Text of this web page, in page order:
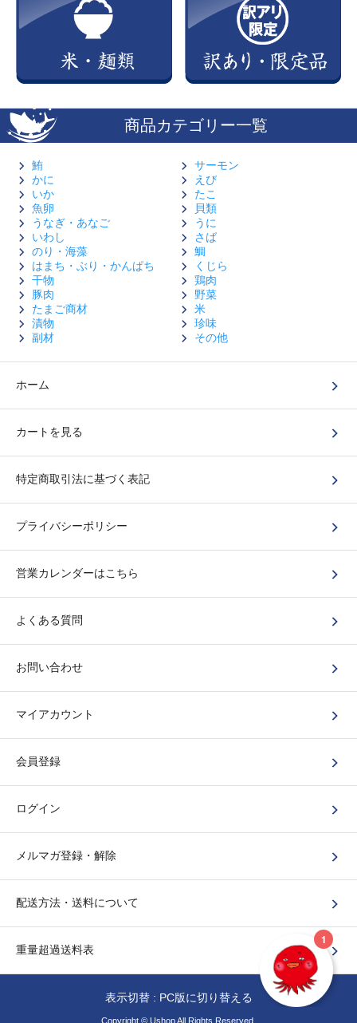
商品カテゴリー一覧
鮪
サーモン
かに
えび
いか
たこ
魚卵
貝類
うなぎ・あなご
うに
いわし
さば
のり・海藻
鯛
はまち・ぶり・かんぱち
くじら
干物
鶏肉
豚肉
野菜
たまご商材
米
漬物
珍味
副材
その他
ホーム
カートを見る
特定商取引法に基づく表記
プライバシーポリシー
営業カレンダーはこちら
よくある質問
お問い合わせ
マイアカウント
会員登録
ログイン
メルマガ登録・解除
配送方法・送料について
重量超過送料表
表示切替 : PC版に切り替える
Copyright © Ushop All Rights Reserved.